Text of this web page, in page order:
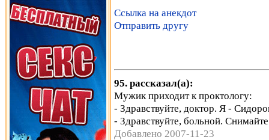
Ссылка на анекдот
Отправить другу
95. рассказал(а):
Мужик приходит к проктологу:
- Здравствуйте, доктор. Я -
- Здравствуйте, больной.
Добавлено 2007-11-23